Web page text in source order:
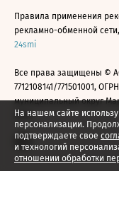
На нашем сайте
персонализации.
подтверждаете свое
и технологий
отношении обработки
Правила применения
рекламно-обменной
24smi
Все права защищены ©
7712108141/771501001,
муниципальный округ
2026